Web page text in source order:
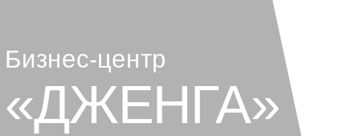
Бизнес-центр
«ДЖЕНГА»